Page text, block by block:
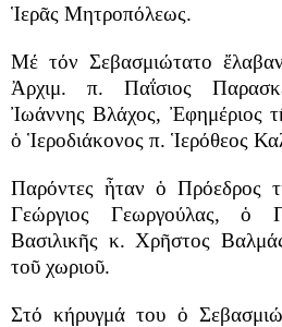
Ἱερᾶς Μητροπόλεως.
Μέ τόν Σεβασμιώτατο
Ἀρχιμ. π. Παΐσιος
Ἰωάννης Βλάχος, Ἐφημέριος
ὁ Ἱεροδιάκονος π. Ἱερόθεος
Παρόντες ἦταν ὁ Πρόεδρος
Γεώργιος Γεωργούλας, ὁ
Βασιλικῆς κ. Χρῆστος
τοῦ χωριοῦ.
Στό κήρυγμά του ὁ